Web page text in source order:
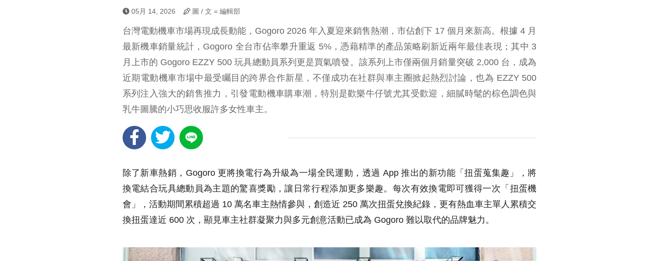
05月 14, 2026 圖 / 文 = 編輯部
台灣電動機車市場再現成長動能，Gogoro 2026 年入夏迎來銷售熱潮，市佔創下 17 個月來新高。根據 4 月
最新機車銷量統計，Gogoro 全台市佔率攀升重返 5%，憑藉精準的產品策略刷新近兩年最佳表現；其中 3
月上市的 Gogoro EZZY 500 玩具總動員系列更是買氣噴發。該系列上市僅兩個月銷量突破 2,000 台，成為
近期電動機車市場中最受矚目的跨界合作新星，不僅成功在社群與車主圈掀起熱烈討論，也為 EZZY 500
系列注入強大的銷售推力，引發電動機車購車潮，特別是歡樂牛仔號尤其受歡迎，細膩時髦的棕色調色與
乳牛圖騰的小巧思收服許多女性車主。
除了新車熱銷，Gogoro 更將換電行為升級為一場全民運動，透過 App 推出的新功能「扭蛋蒐集趣」，將
換電結合玩具總動員為主題的驚喜獎勵，讓日常行程添加更多樂趣。每次有效換電即可獲得一次「扭蛋機
會」，活動期間累積超過 10 萬名車主熱情參與，創造近 250 萬次扭蛋兌換紀錄，更有熱血車主單人累積交
換扭蛋達近 600 次，顯見車主社群凝聚力與多元創意活動已成為 Gogoro 難以取代的品牌魅力。